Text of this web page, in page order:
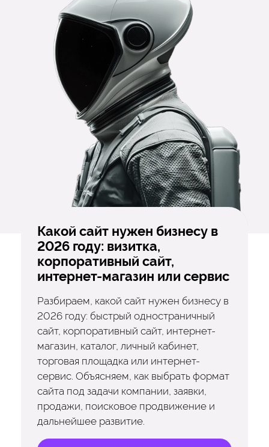
Какой сайт нужен бизнесу в
2026 году: визитка,
корпоративный сайт,
интернет-магазин или сервис
Разбираем, какой сайт нужен бизнесу в
2026 году: быстрый одностраничный
сайт, корпоративный сайт, интернет-
магазин, каталог, личный кабинет,
торговая площадка или интернет-
сервис. Объясняем, как выбрать формат
сайта под задачи компании, заявки,
продажи, поисковое продвижение и
дальнейшее развитие.